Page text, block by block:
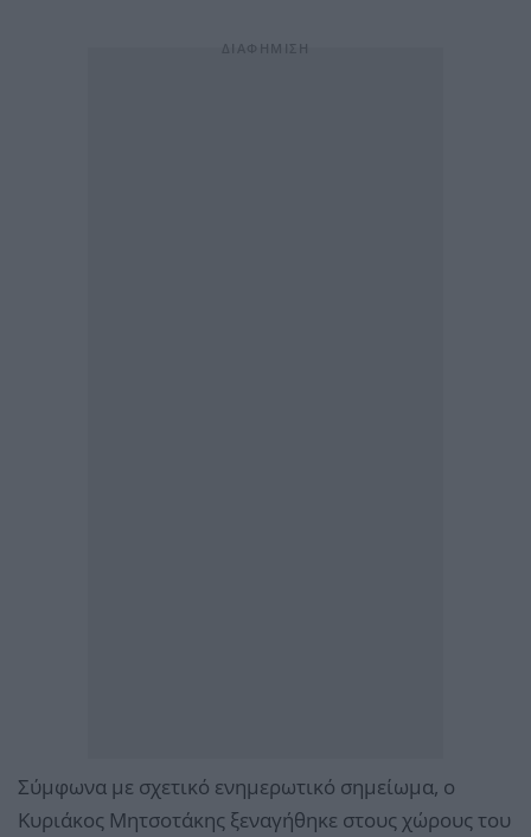
Σύμφωνα με σχετικό ενημερωτικό σημείωμα, ο
Κυριάκος Μητσοτάκης ξεναγήθηκε στους χώρους του